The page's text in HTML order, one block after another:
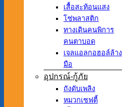
เสื้อสะท้อนแสง
โซ่พลาสติก
ทางเดินคนพิการ
คนตาบอด
เจลแอลกอฮอล์ล้าง
มือ
อุปกรณ์-กู้ภัย
ถังดับเพลิง
หมวกเซฟตี้